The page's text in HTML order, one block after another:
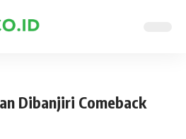
Dibanjiri Comeback